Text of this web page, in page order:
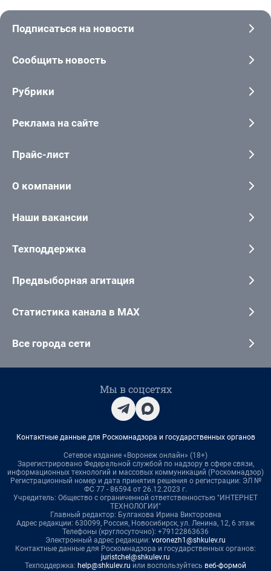
Подписаться на новости
Сообщить новость
Рубрики
Реклама на сайте
Прайс-лист
О компании
Наши вакансии
Техподдержка
Предвыборная агитация
Статистика канала в MAX
Все города сети
Мы в соцсетях
Контактные данные для Роскомнадзора и государственных органов
Сетевое издание «Воронеж онлайн» (18+)
Зарегистрировано Федеральной службой по надзору в сфере связи,
информационных технологий и массовых коммуникаций (Роскомнадзор)
Регистрационный номер и дата принятия решения о регистрации: ЭЛ №
ФС 77 - 86594 от 26.12.2023 г.
Учредитель: Общество с ограниченной ответственностью "ИНТЕРНЕТ
ТЕХНОЛОГИИ"
Главный редактор: Булгакова Ирина Викторовна
Адрес редакции: 630099, Россия, Новосибирск, ул. Ленина, 12, 6 этаж
Телефоны (круглосуточно): +79122863636
Электронный адрес редакции: voronezh1@shkulev.ru
Контактные данные для Роскомнадзора и государственных органов:
juristchel@shkulev.ru
Техподдержка: help@shkulev.ru или воспользуйтесь веб-формой